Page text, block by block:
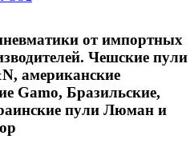
от импортных
Чешские пули
американские
Gamo, Бразильские,
пули Люман и